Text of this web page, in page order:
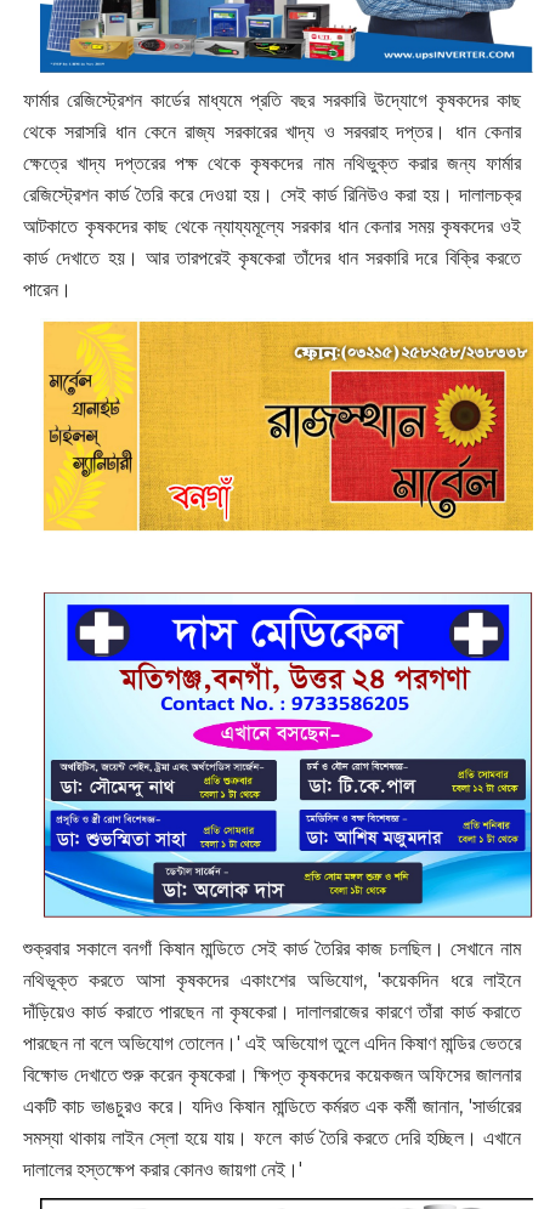
ফার্মার রেজিস্ট্রেশন কার্ডের মাধ্যমে প্রতি বছর সরকারি উদ্যোগে কৃষকদের কাছ
থেকে সরাসরি ধান কেনে রাজ্য সরকারের খাদ্য ও সরবরাহ দপ্তর। ধান কেনার
ক্ষেত্রে খাদ্য দপ্তরের পক্ষ থেকে কৃষকদের নাম নথিভুক্ত করার জন্য ফার্মার
রেজিস্ট্রেশন কার্ড তৈরি করে দেওয়া হয়। সেই কার্ড রিনিউও করা হয়। দালালচক্র
আটকাতে কৃষকদের কাছ থেকে ন্যায্যমূল্যে সরকার ধান কেনার সময় কৃষকদের ওই
কার্ড দেখাতে হয়। আর তারপরেই কৃষকেরা তাঁদের ধান সরকারি দরে বিক্রি করতে
পারেন।
শুক্রবার সকালে বনগাঁ কিষান মান্ডিতে সেই কার্ড তৈরির কাজ চলছিল। সেখানে নাম
নথিভূক্ত করতে আসা কৃষকদের একাংশের অভিযোগ, 'কয়েকদিন ধরে লাইনে
দাঁড়িয়েও কার্ড করাতে পারছেন না কৃষকেরা। দালালরাজের কারণে তাঁরা কার্ড করাতে
পারছেন না বলে অভিযোগ তোলেন।' ‌এই অভিযোগ তুলে এদিন কিষাণ মান্ডির ভেতরে
বিক্ষোভ দেখাতে শুরু করেন কৃষকেরা। ক্ষিপ্ত কৃষকদের কয়েকজন অফিসের জালনার
একটি কাচ ভাঙচুরও করে। যদিও কিষান মান্ডিতে কর্মরত এক কর্মী জানান, 'সার্ভারের
সমস্যা থাকায় লাইন স্লো হয়ে যায়। ফলে কার্ড তৈরি করতে দেরি হচ্ছিল। এখানে
দালালের হস্তক্ষেপ করার কোনও জায়গা নেই।'‌